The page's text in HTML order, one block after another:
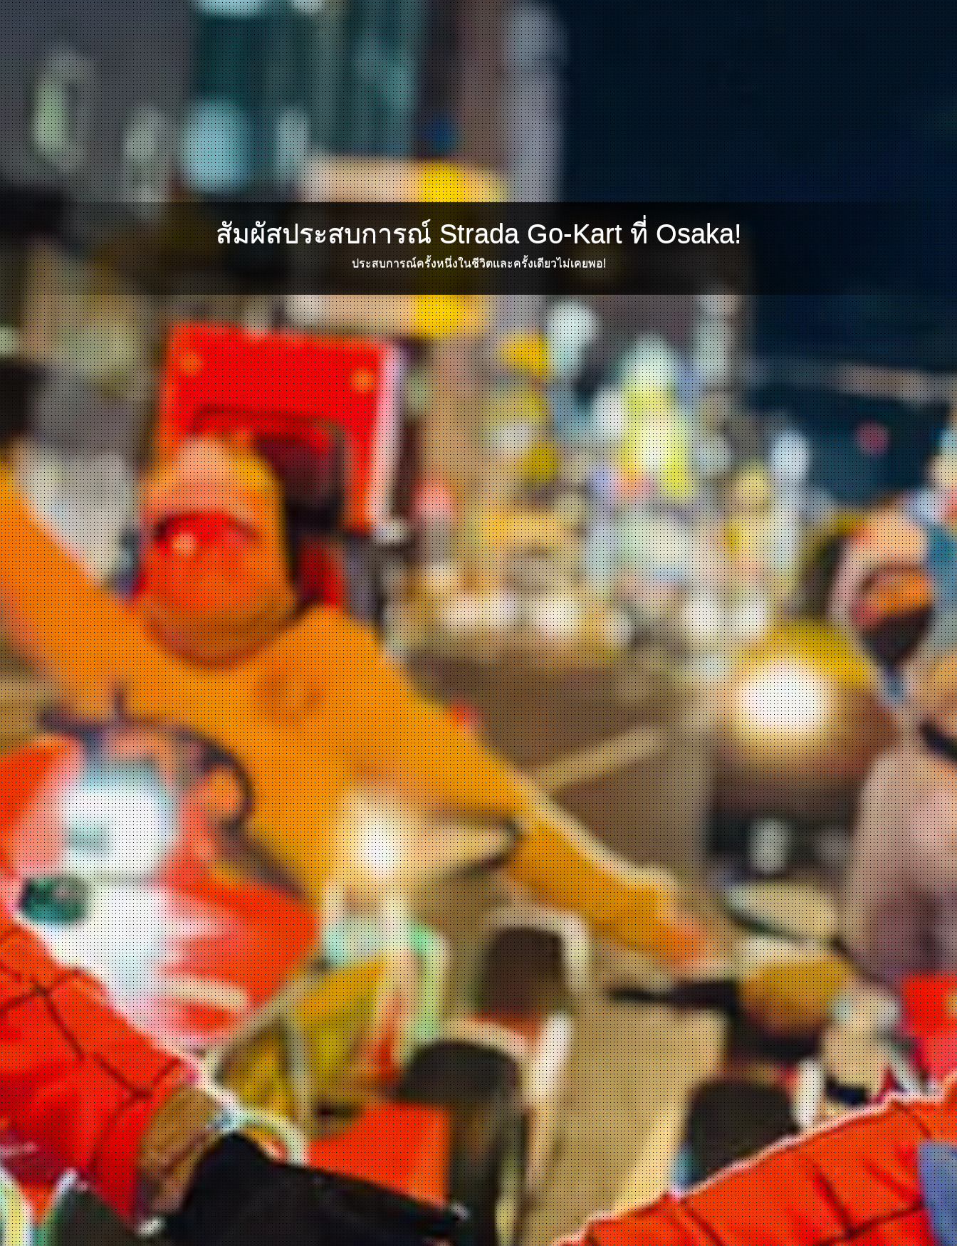
สัมผัสประสบการณ์ Strada Go-Kart ที่ Osaka!
ประสบการณ์ครั้งหนึ่งในชีวิตและครั้งเดียวไม่เคยพอ!